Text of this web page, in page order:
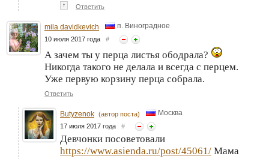
↑ Ответить
mila davidkevich п. Виноградное
10 июля 2017 года #
А зачем ты у перца листья ободрала?
Никогда такого не делала и всегда с перцем.
Уже первую корзину перца собрала.
Ответить
Butyzenok (автор поста) Москва
17 июля 2017 года #
Девчонки посоветовали
https://www.asienda.ru/post/45061/ Мама